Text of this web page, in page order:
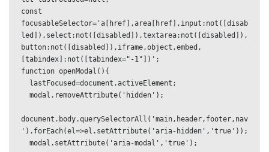
const
focusableSelector='a[href],area[href],input:not([disab
led]),select:not([disabled]),textarea:not([disabled]),
button:not([disabled]),iframe,object,embed,
[tabindex]:not([tabindex="-1"])';
function openModal(){
document.body.querySelectorAll('main,header,footer,nav
').forEach(el=>el.setAttribute('aria-hidden','true'));